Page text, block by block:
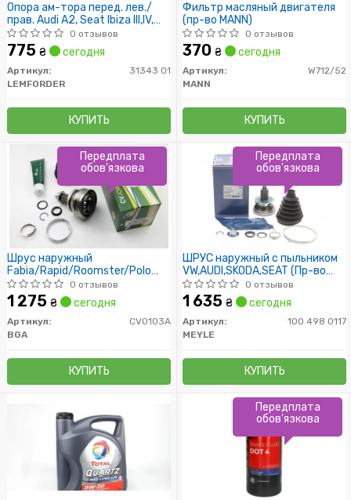
Опора ам-тора перед. лев./
прав. Audi A2, Seat Ibiza III,IV,
Cordoba Skoda Fabia, Roomster
VW Polo
0 отзывов
775 ₴ сегодня
Артикул:
31343 01
LEMFORDER
КУПИТЬ
Фильтр масляный двигателя
(пр-во MANN)
0 отзывов
370 ₴ сегодня
Артикул:
W712/52
MANN
КУПИТЬ
Шрус наружный
Fabia/Rapid/Roomster/Polo
1.2i/1.4i/1.4TDI/1.9TDI 05- (к-
кт)
0 отзывов
1 275 ₴ сегодня
Артикул:
CV0103A
BGA
КУПИТЬ
Передплата
обов'язкова
ШРУС наружный с пыльником
VW,AUDI,SKODA,SEAT (Пр-во
MEYLE)
0 отзывов
1 635 ₴ сегодня
Артикул:
100 498 0117
MEYLE
КУПИТЬ
Передплата
обов'язкова
Передплата
обов'язкова